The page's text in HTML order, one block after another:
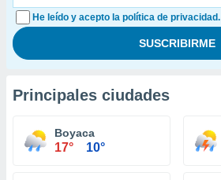
He leído y acepto la política de privacidad.
Principales ciudades
Boyaca
17° 10°